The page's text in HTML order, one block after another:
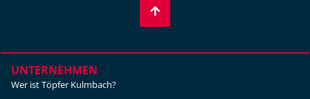
UNTERNEHMEN
Wer ist Töpfer Kulmbach?